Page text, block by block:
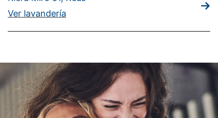
Ver lavandería